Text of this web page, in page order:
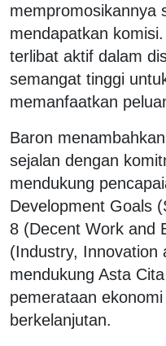
mempromosikannya
mendapatkan
terlibat aktif dalam
semangat tinggi
memanfaatkan
‎Baron
sejalan dengan
mendukung
Development Goals
8 (Decent Work and
(Industry,
mendukung Asta
pemerataan
berkelanjutan.